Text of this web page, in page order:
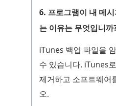
6. 프로그램이 내 메
는 이유는 무엇입니까
iTunes 백업 파일을
수 있습니다. iTunes
제거하고 소프트웨어
오.